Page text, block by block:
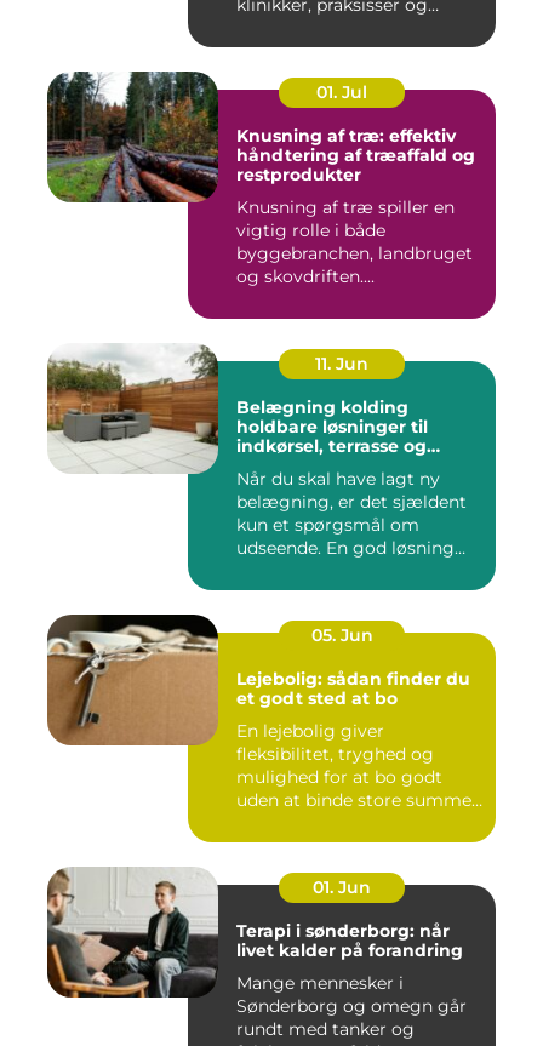
klinikker, praksisser og
01. Jul
Knusning af træ: effektiv
håndtering af træaffald og
restprodukter
Knusning af træ spiller en
vigtig rolle i både
byggebranchen, landbruget
og skovdriften....
11. Jun
Belægning kolding
holdbare løsninger til
indkørsel, terrasse og
Når du skal have lagt ny
belægning, er det sjældent
kun et spørgsmål om
udseende. En god løsning
05. Jun
Lejebolig: sådan finder du
et godt sted at bo
En lejebolig giver
fleksibilitet, tryghed og
mulighed for at bo godt
uden at binde store summer
01. Jun
Terapi i sønderborg: når
livet kalder på forandring
Mange mennesker i
Sønderborg og omegn går
rundt med tanker og